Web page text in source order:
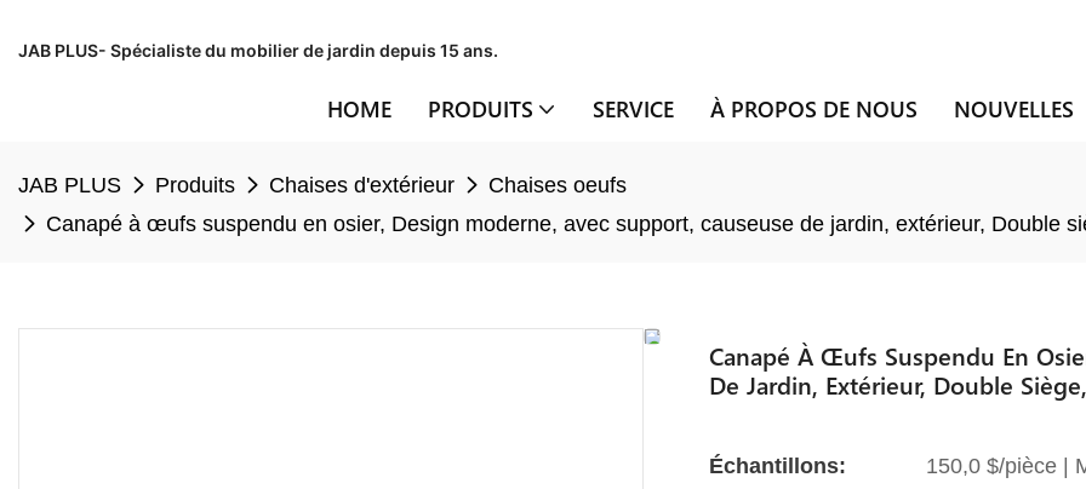
JAB PLUS- Spécialiste du mobilier de jardin depuis 15 ans.
HOME PRODUITS SERVICE À PROPOS DE NOUS NOUVELLES
JAB PLUS Produits Chaises d'extérieur
Chaises oeufs
Canapé à œufs suspendu en osier, Design moderne, avec support, causeuse de jardin, extérieur, Double
Canapé À Œufs Suspendu En
De Jardin, Extérieur, Double
Échantillons: 150,0 $/pièce |